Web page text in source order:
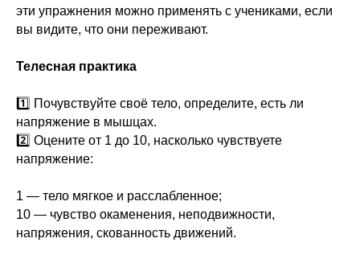
эти упражнения можно применять с учениками, если
вы видите, что они переживают.
Телесная практика
1️⃣ Почувствуйте своё тело, определите, есть ли
напряжение в мышцах.
2️⃣ Оцените от 1 до 10, насколько чувствуете
напряжение:
1 — тело мягкое и расслабленное;
10 — чувство окаменения, неподвижности,
напряжения, скованность движений.